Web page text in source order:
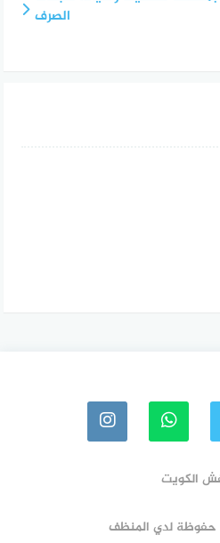
الصرف
الكويت
حفوظة لدي المنظف